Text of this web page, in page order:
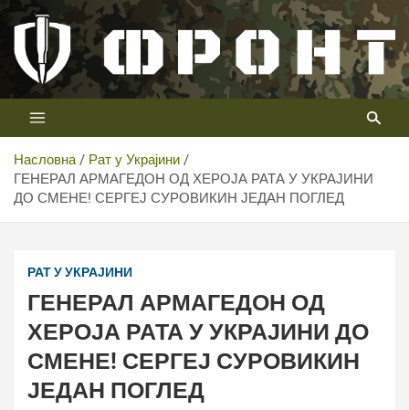
Скип
цонтент
Телевизија ФРОНТ
Први војни канал у Србији
Насловна
Рат у Украјини
ГЕНЕРАЛ АРМАГЕДОН ОД ХЕРОЈА РАТА У УКРАЈИНИ
ДО СМЕНЕ! СЕРГЕЈ СУРОВИКИН ЈЕДАН ПОГЛЕД
РАТ У УКРАЈИНИ
ГЕНЕРАЛ АРМАГЕДОН ОД
ХЕРОЈА РАТА У УКРАЈИНИ ДО
СМЕНЕ! СЕРГЕЈ СУРОВИКИН
ЈЕДАН ПОГЛЕД